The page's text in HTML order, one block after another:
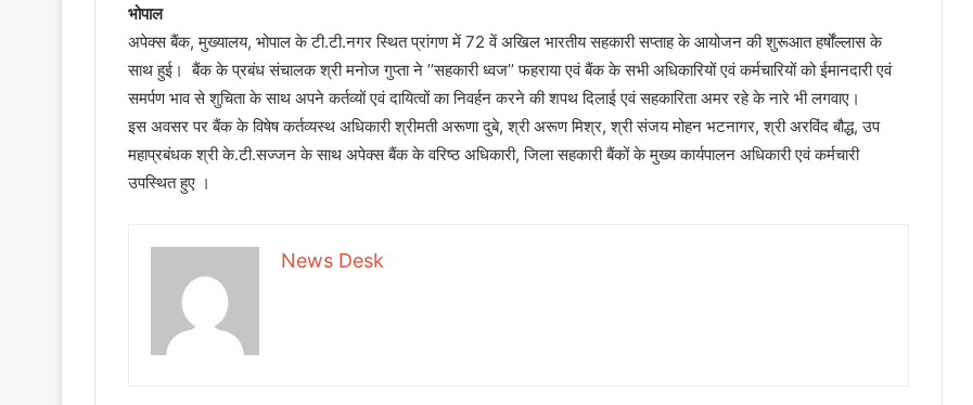
भोपाल
अपेक्स बैंक, मुख्यालय, भोपाल के टी.टी.नगर स्थित प्रांगण में 72 वें अखिल भारतीय सहकारी सप्ताह के आयोजन की शुरूआत हर्षोंल्लास के
साथ हुई। बैंक के प्रबंध संचालक श्री मनोज गुप्ता ने ’’सहकारी ध्वज’’ फहराया एवं बैंक के सभी अधिकारियों एवं कर्मचारियों को ईमानदारी एवं
समर्पण भाव से शुचिता के साथ अपने कर्तव्यों एवं दायित्वों का निवर्हन करने की शपथ दिलाई एवं सहकारिता अमर रहे के नारे भी लगवाए।
इस अवसर पर बैंक के विषेष कर्तव्यस्थ अधिकारी श्रीमती अरूणा दुबे, श्री अरूण मिश्र, श्री संजय मोहन भटनागर, श्री अरविंद बौद्ध, उप
महाप्रबंधक श्री के.टी.सज्जन के साथ अपेक्स बैंक के वरिष्ठ अधिकारी, जिला सहकारी बैंकों के मुख्य कार्यपालन अधिकारी एवं कर्मचारी
उपस्थित हुए ।
News Desk